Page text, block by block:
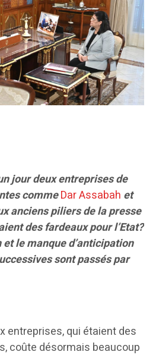
jour deux entreprises de
commeDar Assabah et
anciens piliers de la presse
des fardeaux pour l’Etat?
le manque d’anticipation
sont passés par
entreprises, qui étaient des
coûte désormais beaucoup